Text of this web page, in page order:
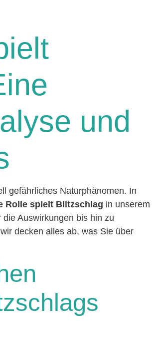
und
gefährliches Naturphänomen. In
Rolle spielt Blitzschlag in unserem
Auswirkungen bis hin zu
decken alles ab, was Sie über